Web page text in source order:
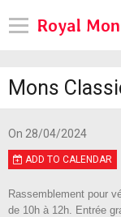
Royal
Moto Loisir
Pages
Pages
Mons
On 28/04/2024
ADD TO CALENDAR
Rassemblement pour
de 10h à 12h. Entrée